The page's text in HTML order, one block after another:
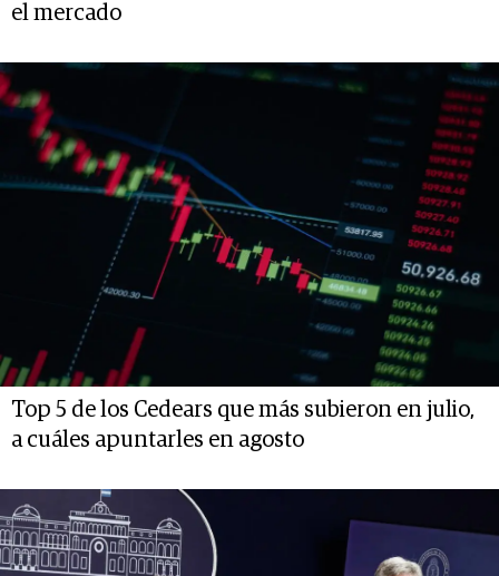
el mercado
Top 5 de los Cedears que más subieron en julio,
a cuáles apuntarles en agosto